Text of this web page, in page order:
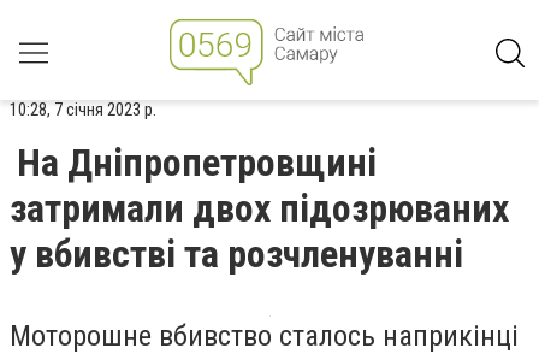
10:28, 7 січня 2023 р.
На Дніпропетровщині
затримали двох підозрюваних
у вбивстві та розчленуванні
Моторошне вбивство сталось наприкінці